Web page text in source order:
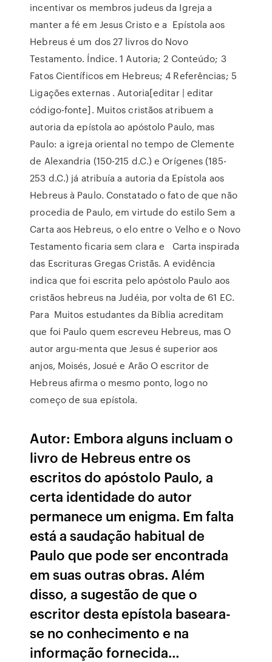
incentivar os membros judeus da Igreja a
manter a fé em Jesus Cristo e a Epístola aos
Hebreus é um dos 27 livros do Novo
Testamento. Índice. 1 Autoria; 2 Conteúdo; 3
Fatos Científicos em Hebreus; 4 Referências; 5
Ligações externas . Autoria[editar | editar
código-fonte]. Muitos cristãos atribuem a
autoria da epístola ao apóstolo Paulo, mas
Paulo: a igreja oriental no tempo de Clemente
de Alexandria (150-215 d.C.) e Orígenes (185-
253 d.C.) já atribuía a autoria da Epístola aos
Hebreus à Paulo. Constatado o fato de que não
procedia de Paulo, em virtude do estilo Sem a
Carta aos Hebreus, o elo entre o Velho e o Novo
Testamento ficaria sem clara e Carta inspirada
das Escrituras Gregas Cristãs. A evidência
indica que foi escrita pelo apóstolo Paulo aos
cristãos hebreus na Judéia, por volta de 61 EC.
Para Muitos estudantes da Bíblia acreditam
que foi Paulo quem escreveu Hebreus, mas O
autor argu-menta que Jesus é superior aos
anjos, Moisés, Josué e Arão O escritor de
Hebreus afirma o mesmo ponto, logo no
começo de sua epístola.
Autor: Embora alguns incluam o
livro de Hebreus entre os
escritos do apóstolo Paulo, a
certa identidade do autor
permanece um enigma. Em falta
está a saudação habitual de
Paulo que pode ser encontrada
em suas outras obras. Além
disso, a sugestão de que o
escritor desta epístola baseara-
se no conhecimento e na
informação fornecida…